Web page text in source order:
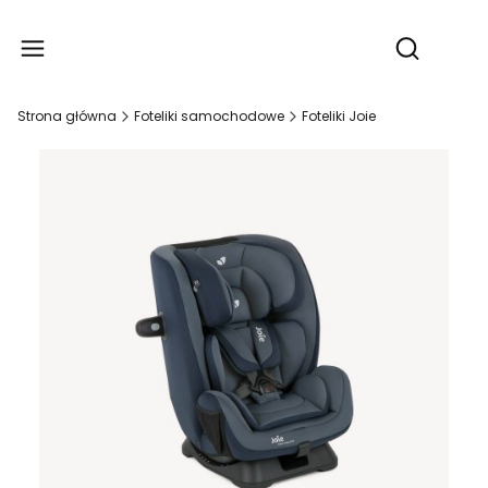
Otwórz
Strona główna Foteliki samochodowe Foteliki Joie